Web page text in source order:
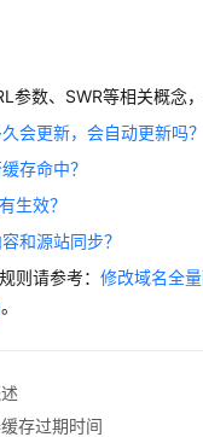
参数、SWR等相关概念
会更新，会自动更新吗？
存命中？
生效？
和源站同步？
则请参考： 修改域名全
。
存过期时间